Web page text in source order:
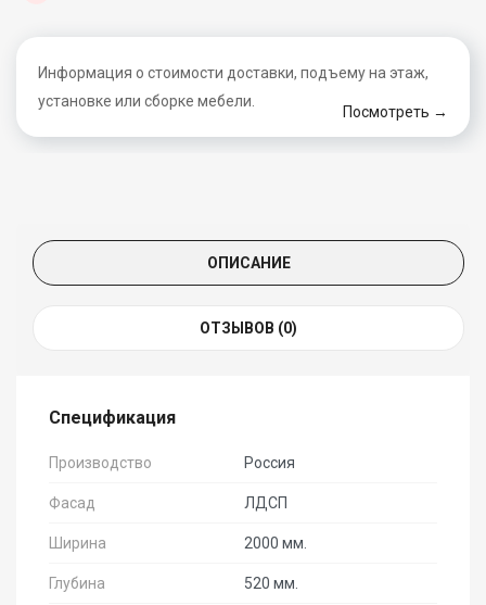
Информация о стоимости доставки, подъему на этаж,
установке или сборке мебели.
Посмотреть →
ОПИСАНИЕ
ОТЗЫВОВ (0)
Спецификация
Производство Россия
Фасад ЛДСП
Ширина 2000 мм.
Глубина 520 мм.